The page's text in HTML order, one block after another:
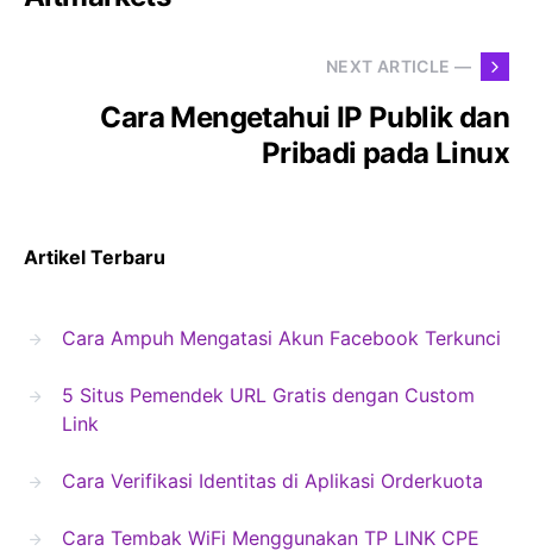
NEXT ARTICLE —
Cara Mengetahui IP Publik dan
Pribadi pada Linux
Artikel Terbaru
Cara Ampuh Mengatasi Akun Facebook Terkunci
5 Situs Pemendek URL Gratis dengan Custom
Link
Cara Verifikasi Identitas di Aplikasi Orderkuota
Cara Tembak WiFi Menggunakan TP LINK CPE